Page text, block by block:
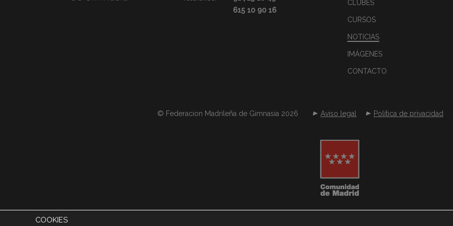
615 10 90 16
CLUBES
CURSOS
NOTICIAS
IMÁGENES
CONTACTO
© Federacion Madrileña de Gimnasia 2026 Aviso legal Política de privacidad
COOKIES